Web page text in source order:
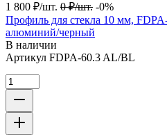
1 800 ₽/шт. 0 ₽/шт. -0%
Профиль для стекла 10 мм,
алюминий/черный
В наличии
Артикул FDPA-60.3 AL/BL